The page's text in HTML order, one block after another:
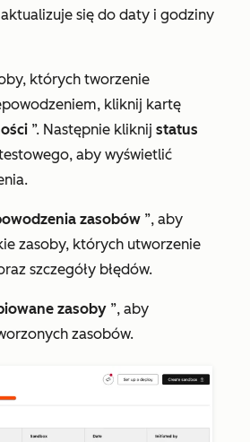
się do daty i godziny
których tworzenie
kliknij kartę
”. Następnie kliknij status
aby wyświetlić
zasobów ”, aby
zasoby, których utworzenie
szczegóły błędów.
zasoby ”, aby
zasobów.